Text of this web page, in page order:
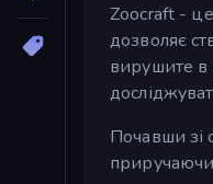
Zoocraft -
дозволяє
вирушите в
Почавши зі